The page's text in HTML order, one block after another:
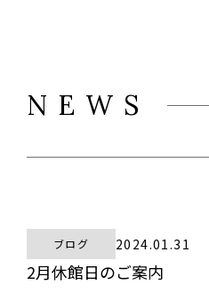
NEWS
ブログ 2024.01.31
2月休館日のご案内